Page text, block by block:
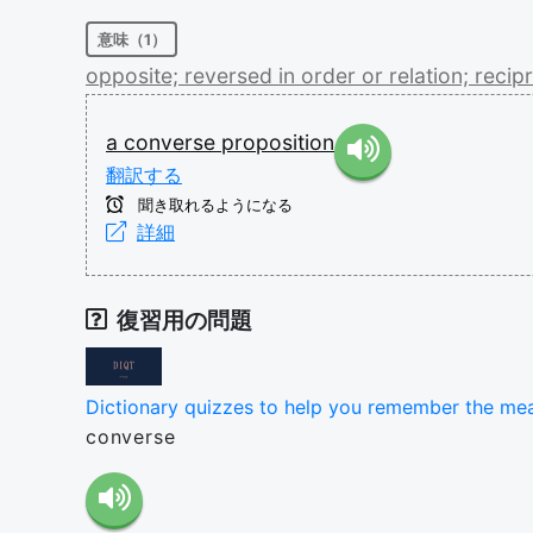
意味（1）
opposite; reversed in order or relation;
a converse proposition
翻訳する
聞き取れるようになる
詳細
復習用の問題
Dictionary quizzes to help you remember the
converse